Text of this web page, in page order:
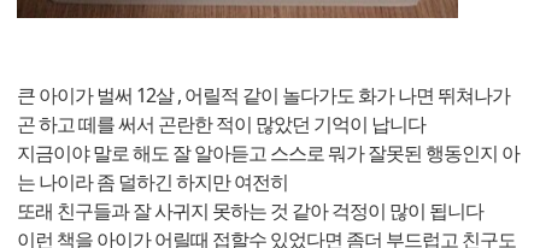
큰 아이가 벌써 12살 , 어릴적 같이 놀다가도 화가 나면 뛰쳐나가
곤 하고 떼를 써서 곤란한 적이 많았던 기억이 납니다
지금이야 말로 해도 잘 알아듣고 스스로 뭐가 잘못된 행동인지 아
는 나이라 좀 덜하긴 하지만 여전히
또래 친구들과 잘 사귀지 못하는 것 같아 걱정이 많이 됩니다
이런 책을 아이가 어릴때 접할수 있었다면 좀더 부드럽고 친구도